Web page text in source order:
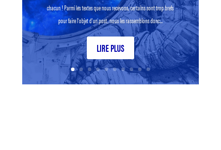
chacun ! Parmi les textes que nous recevons, certains sont trop brefs
pour faire l’objet d’un post, nous les rassemblons donc...
LIRE PLUS